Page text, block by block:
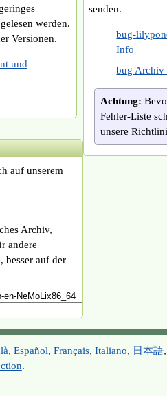
senden.
bug-
Info
bug Archiv
Achtung:
Fehler-Liste
unsere
werden.
Versionen.
und
auf unserem
Archiv,
andere
besser auf der
, Español, Français, Italiano, 日本語
.